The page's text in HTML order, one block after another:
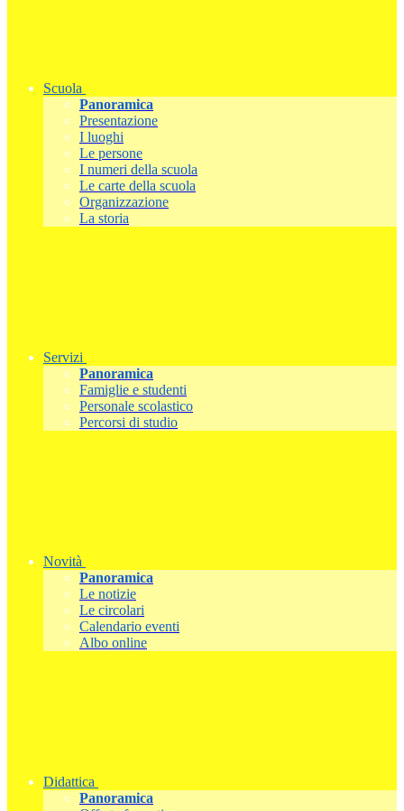
Scuola
Panoramica
Presentazione
I luoghi
Le persone
I numeri della scuola
Le carte della scuola
Organizzazione
La storia
Servizi
Panoramica
Famiglie e studenti
Personale scolastico
Percorsi di studio
Novità
Panoramica
Le notizie
Le circolari
Calendario eventi
Albo online
Didattica
Panoramica